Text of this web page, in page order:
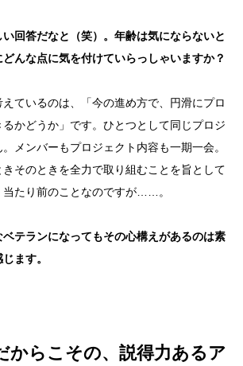
回答だなと（笑）。年齢は気にならないと
んな点に気を付けていらっしゃいますか？
ているのは、「今の進め方で、円滑にプロ
かどうか」です。ひとつとして同じプロジ
メンバーもプロジェクト内容も一期一会。
そのときを全力で取り組むことを旨として
当たり前のことなのですが……。
テランになってもその心構えがあるのは素
ます。
からこその、説得力あるア